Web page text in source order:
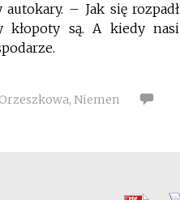
– Jak się rozpadł
kłopoty są. A kiedy nasi
, Niemen